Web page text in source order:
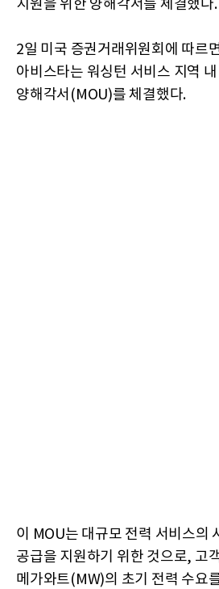
지원을 위한 양해각서를 체결했다.
2일 미국 증권거래위원회에 따르
아비스타는 워싱턴 서비스 지역
양해각서(MOU)를 체결했다.
이 MOU는 대규모 전력 서비스의
공급을 지원하기 위한 것으로, 고
메가와트(MW)의 초기 전력 수요